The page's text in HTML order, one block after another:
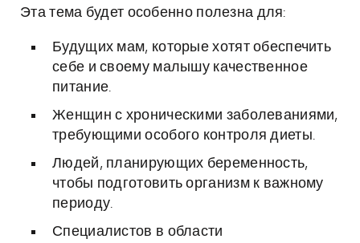
Эта тема будет особенно полезна для:
Будущих мам, которые хотят обеспечить
себе и своему малышу качественное
питание.
Женщин с хроническими заболеваниями,
требующими особого контроля диеты.
Людей, планирующих беременность,
чтобы подготовить организм к важному
периоду.
Специалистов в области